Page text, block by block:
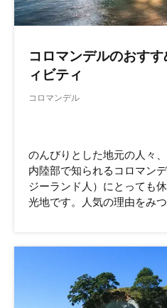
コロマンデルのおす
ィビティ
コロマンデル
のんびりとした地元の人々
内陸部で知られるコロマン
ジーランド人）にとっても
光地です。人気の理由をみ